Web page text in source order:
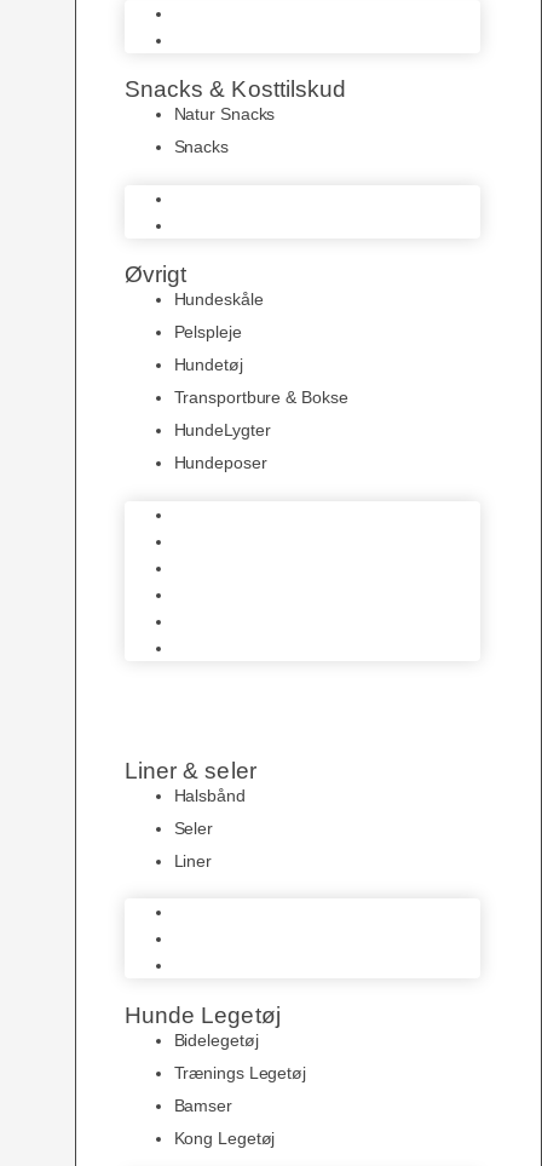
Snacks & Kosttilskud
Natur Snacks
Snacks
Øvrigt
Hundeskåle
Pelspleje
Hundetøj
Transportbure & Bokse
HundeLygter
Hundeposer
Liner & seler
Halsbånd
Seler
Liner
Hunde Legetøj
Bidelegetøj
Trænings Legetøj
Bamser
Kong Legetøj